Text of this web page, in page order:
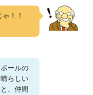
！！
ールの
らしい
、仲間